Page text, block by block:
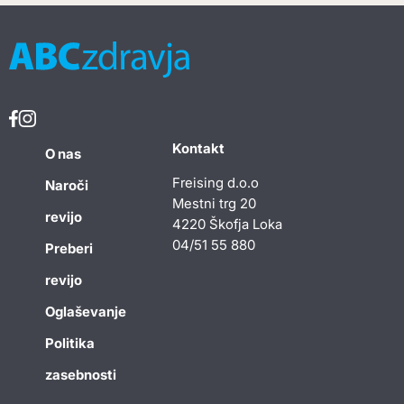
O nas
Naroči
revijo
Preberi
revijo
Oglaševanje
Politika
zasebnosti
Kontakt
Freising d.o.o
Mestni trg 20
4220 Škofja Loka
04/51 55 880